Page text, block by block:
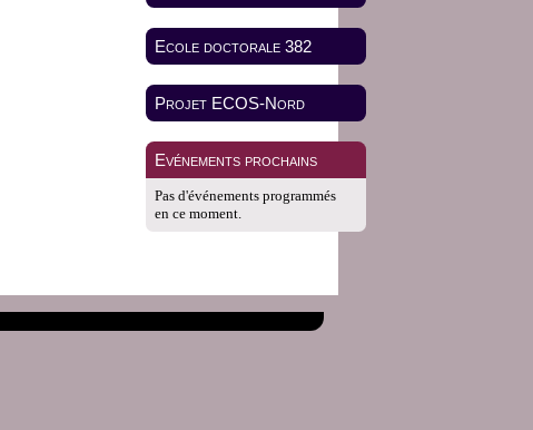
Ecole doctorale 382
Projet ECOS-Nord
Evénements prochains
Pas d'événements programmés
en ce moment.